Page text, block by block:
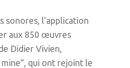
sonores, l’application
aux 850 œuvres
Didier Vivien,
qui ont rejoint le